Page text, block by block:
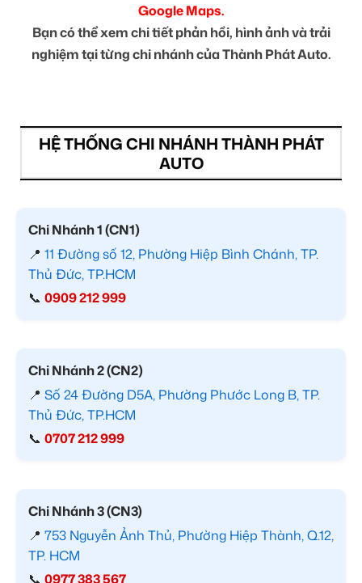
Google Maps.
Bạn có thể xem chi tiết phản hồi, hình ảnh và trải
nghiệm tại từng chi nhánh của Thành Phát Auto.
HỆ THỐNG CHI NHÁNH THÀNH PHÁT
AUTO
Chi Nhánh 1 (CN1)
📍 11 Đường số 12, Phường Hiệp Bình Chánh, TP.
Thủ Đức, TP.HCM
📞 0909 212 999
Chi Nhánh 2 (CN2)
📍 Số 24 Đường D5A, Phường Phước Long B, TP.
Thủ Đức, TP.HCM
📞 0707 212 999
Chi Nhánh 3 (CN3)
📍 753 Nguyễn Ảnh Thủ, Phường Hiệp Thành, Q.12,
TP. HCM
📞 0977 383 567